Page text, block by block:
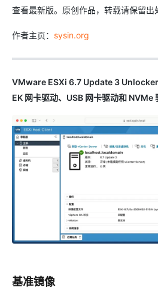
查看最新版。原创作品，转载请保留出
作者主页： sysin.org
VMware ESXi 6.7 Update 3 Unlocker
EK 网卡驱动、USB 网卡驱动和 NVMe
基准镜像